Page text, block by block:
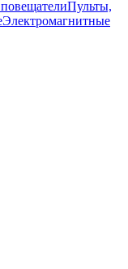
Пульты,
Электромагнитные